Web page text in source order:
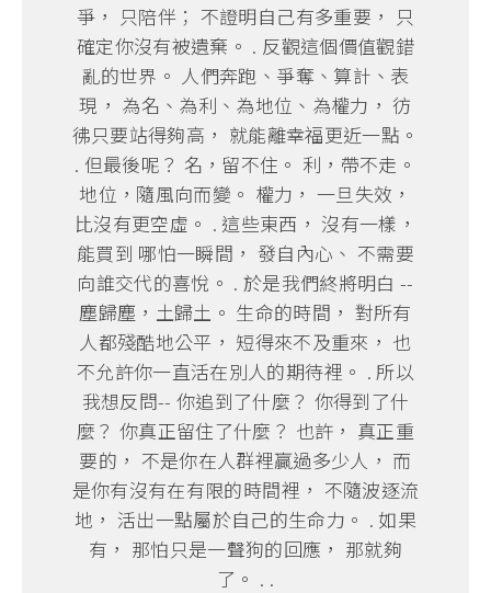
爭， 只陪伴； 不證明自己有多重要， 只
確定你沒有被遺棄。 . 反觀這個價值觀錯
亂的世界。 人們奔跑、爭奪、算計、表
現， 為名、為利、為地位、為權力， 彷
彿只要站得夠高， 就能離幸福更近一點。
. 但最後呢？ 名，留不住。 利，帶不走。
地位，隨風向而變。 權力， 一旦失效，
比沒有更空虛。 . 這些東西， 沒有一樣，
能買到 哪怕一瞬間， 發自內心、 不需要
向誰交代的喜悅。 . 於是我們終將明白 --
塵歸塵，土歸土。 生命的時間， 對所有
人都殘酷地公平， 短得來不及重來， 也
不允許你一直活在別人的期待裡。 . 所以
我想反問-- 你追到了什麼？ 你得到了什
麼？ 你真正留住了什麼？ 也許， 真正重
要的， 不是你在人群裡贏過多少人， 而
是你有沒有在有限的時間裡， 不隨波逐流
地， 活出一點屬於自己的生命力。 . 如果
有， 那怕只是一聲狗的回應， 那就夠
了。 . .